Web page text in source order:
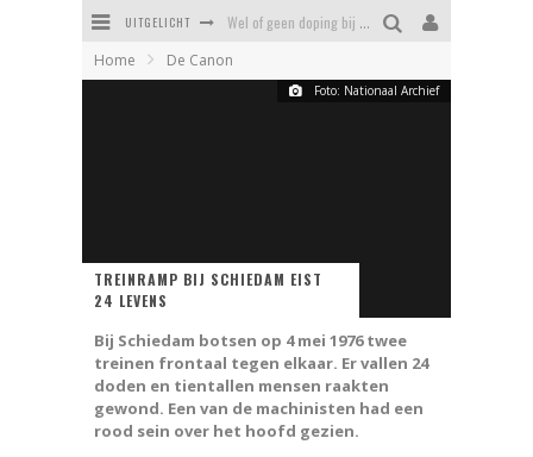
UITGELICHT Wel of geen doping bij Feyenoord?
Home De Canon
Foto: Nationaal Archief
TREINRAMP BIJ SCHIEDAM EIST
24 LEVENS
Bij Schiedam botsen op 4 mei 1976 twee
treinen frontaal tegen elkaar. Er vallen 24
doden en tientallen mensen raakten
gewond. Een van de machinisten had een
rood sein over het hoofd gezien.